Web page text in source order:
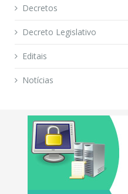
Decretos
Decreto Legislativo
Editais
Notícias